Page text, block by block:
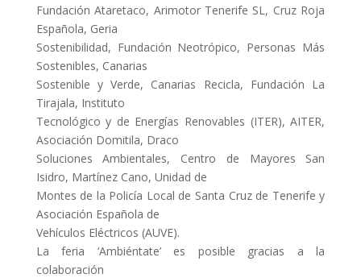
Fundación Ataretaco, Arimotor Tenerife SL, Cruz Roja
Española, Geria
Sostenibilidad, Fundación Neotrópico, Personas Más
Sostenibles, Canarias
Sostenible y Verde, Canarias Recicla, Fundación La
Tirajala, Instituto
Tecnológico y de Energías Renovables (ITER), AITER,
Asociación Domitila, Draco
Soluciones Ambientales, Centro de Mayores San
Isidro, Martínez Cano, Unidad de
Montes de la Policía Local de Santa Cruz de Tenerife y
Asociación Española de
Vehículos Eléctricos (AUVE).
La feria ‘Ambiéntate’ es posible gracias a la
colaboración